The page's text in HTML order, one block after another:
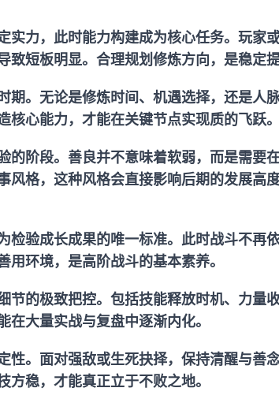
实力，此时能力构建成为核心任务。玩家
短板明显。合理规划修炼方向，是稳定提
期。无论是修炼时间、机遇选择，还是人
心能力，才能在关键节点实现质的飞跃。
的阶段。善良并不意味着软弱，而是需要
格，这种风格会直接影响后期的发展高度
检验成长成果的唯一标准。此时战斗不再
环境，是高阶战斗的基本素养。
节的极致把控。包括技能释放时机、力量
大量实战与复盘中逐渐内化。
性。面对强敌或生死抉择，保持清醒与善
稳，才能真正立于不败之地。